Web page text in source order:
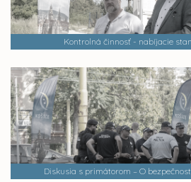
Kontrolná činnosť - nabíjacie
Diskusia s primátorom – O